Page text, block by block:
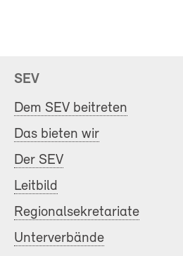
SEV
Dem SEV beitreten
Das bieten wir
Der SEV
Leitbild
Regionalsekretariate
Unterverbände